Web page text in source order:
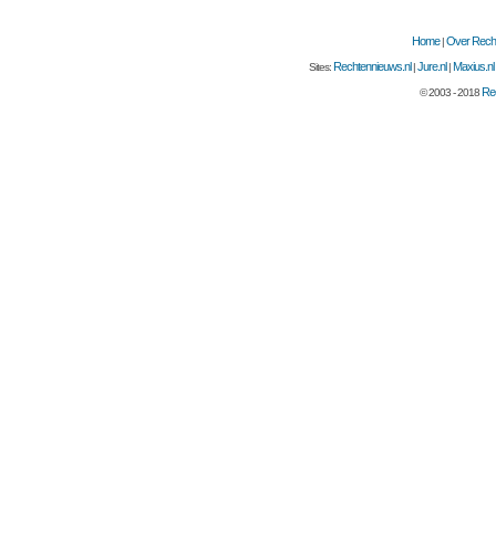
Home|Over
Sites:Rechtennieuws.nl |Jure.nl |Maxius.nl
© 2003 - 2018